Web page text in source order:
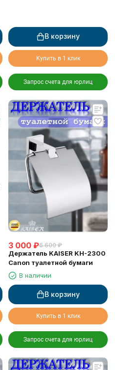
В корзину
Купить в 1 клик
Запрос счета для юрлиц
3 000 ₽6 600 ₽
Держатель KAISER KH-2300
Canon туалетной бумаги
В наличии
В корзину
Купить в 1 клик
Запрос счета для юрлиц